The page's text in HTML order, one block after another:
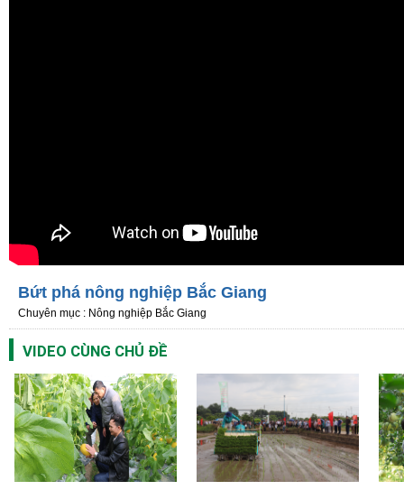
Bứt phá nông nghiệp Bắc Giang
Chuyên mục : Nông nghiệp Bắc Giang
VIDEO CÙNG CHỦ ĐỀ